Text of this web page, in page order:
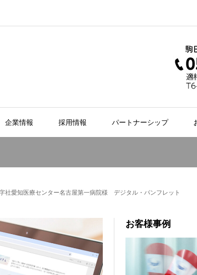
企業情報 採用情報 パートナーシップ
社愛知医療センター名古屋第一病院様 デジタル・パンフレット
お客様事例